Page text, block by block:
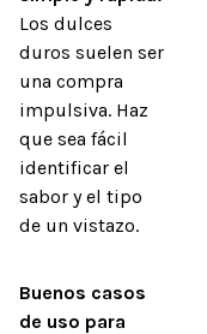
Los dulces
duros suelen ser
una compra
impulsiva. Haz
que sea fácil
identificar el
sabor y el tipo
de un vistazo.
Buenos casos
de uso para